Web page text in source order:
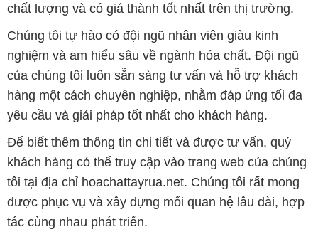
chất lượng và có giá thành tốt nhất trên thị trường.
Chúng tôi tự hào có đội ngũ nhân viên giàu kinh
nghiệm và am hiểu sâu về ngành hóa chất. Đội ngũ
của chúng tôi luôn sẵn sàng tư vấn và hỗ trợ khách
hàng một cách chuyên nghiệp, nhằm đáp ứng tối đa
yêu cầu và giải pháp tốt nhất cho khách hàng.
Để biết thêm thông tin chi tiết và được tư vấn, quý
khách hàng có thể truy cập vào trang web của chúng
tôi tại địa chỉ hoachattayrua.net. Chúng tôi rất mong
được phục vụ và xây dựng mối quan hệ lâu dài, hợp
tác cùng nhau phát triển.